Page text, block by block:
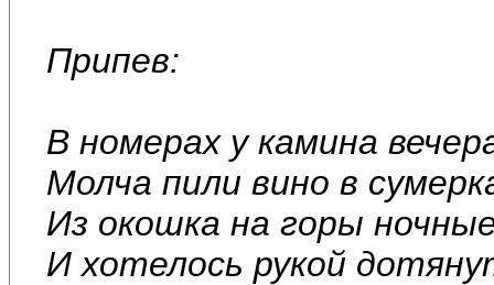
Припев:
В номерах у камина
Молча пили вино в
Из окошка на горы
И хотелось рукой